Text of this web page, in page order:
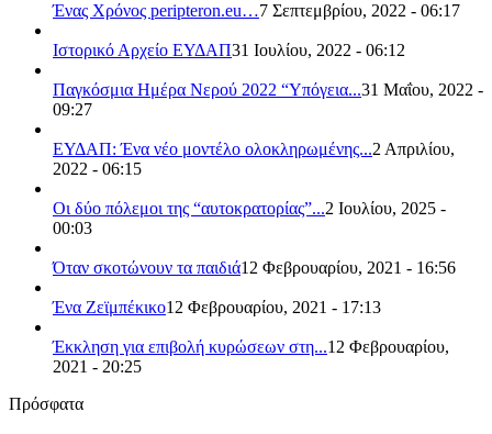
Ένας Χρόνος peripteron.eu…7 Σεπτεμβρίου, 2022 - 06:17
Ιστορικό Αρχείο ΕΥΔΑΠ31 Ιουλίου, 2022 - 06:12
Παγκόσμια Ημέρα Νερού 2022 “Υπόγεια...31 Μαΐου, 2022 -
09:27
ΕΥΔΑΠ: Ένα νέο μοντέλο ολοκληρωμένης...2 Απριλίου,
2022 - 06:15
Οι δύο πόλεμοι της “αυτοκρατορίας”...2 Ιουλίου, 2025 -
00:03
Όταν σκοτώνουν τα παιδιά12 Φεβρουαρίου, 2021 - 16:56
Ένα Ζεϊμπέκικο12 Φεβρουαρίου, 2021 - 17:13
Έκκληση για επιβολή κυρώσεων στη...12 Φεβρουαρίου,
2021 - 20:25
Πρόσφατα